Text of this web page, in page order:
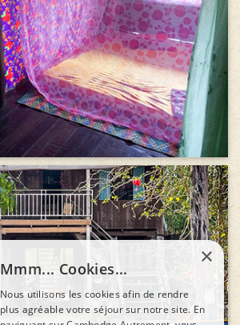
×
Mmm... Cookies...
Nous utilisons les cookies afin de rendre
plus agréable votre séjour sur notre site. En